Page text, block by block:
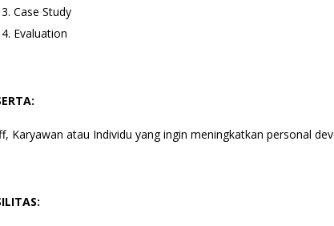
Case Study
Evaluation
Karyawan atau Individu yang ingin meningkatkan personal